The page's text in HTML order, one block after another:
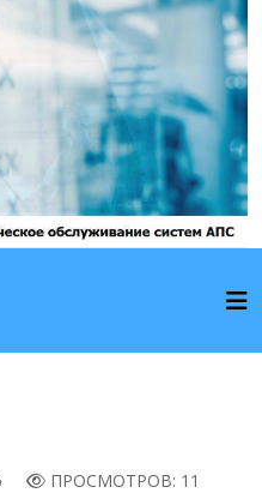
ПРОСМОТРОВ: 11